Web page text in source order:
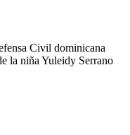
Civil dominicana
la niña Yuleidy Serrano